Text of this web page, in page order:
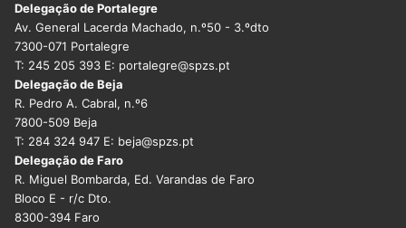
Delegação de Portalegre
Av. General Lacerda Machado, n.º50 - 3.ºdto
7300-071 Portalegre
T: 245 205 393 E: portalegre@spzs.pt
Delegação de Beja
R. Pedro A. Cabral, n.º6
7800-509 Beja
T: 284 324 947 E: beja@spzs.pt
Delegação de Faro
R. Miguel Bombarda, Ed. Varandas de Faro
Bloco E - r/c Dto.
8300-394 Faro